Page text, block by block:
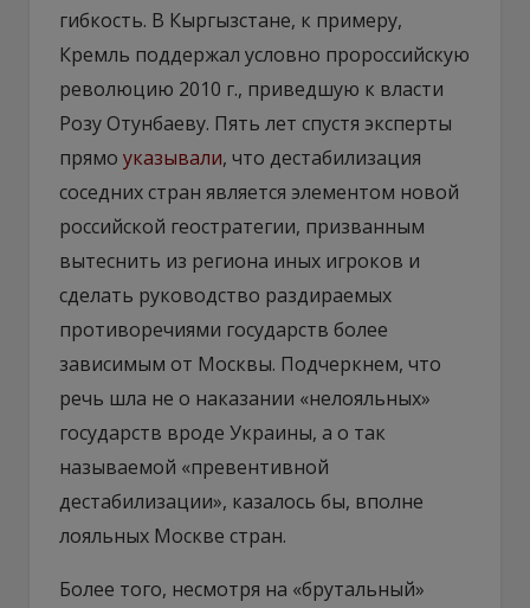
гибкость. В Кыргызстане, к примеру,
Кремль поддержал условно пророссийскую
революцию 2010 г., приведшую к власти
Розу Отунбаеву. Пять лет спустя эксперты
прямо указывали, что дестабилизация
соседних стран является элементом новой
российской геостратегии, призванным
вытеснить из региона иных игроков и
сделать руководство раздираемых
противоречиями государств более
зависимым от Москвы. Подчеркнем, что
речь шла не о наказании «нелояльных»
государств вроде Украины, а о так
называемой «превентивной
дестабилизации», казалось бы, вполне
лояльных Москве стран.
Более того, несмотря на «брутальный»